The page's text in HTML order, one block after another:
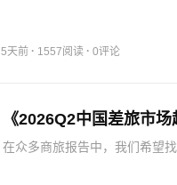
场也很方便」的想…
5天前 · 1557阅读 · 0评论
《2026Q2中国差旅市
在众多商旅报告中，我们希望